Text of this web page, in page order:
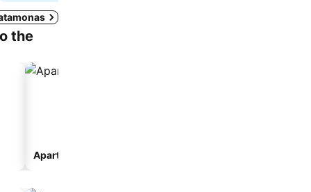
the
Apart-hotel